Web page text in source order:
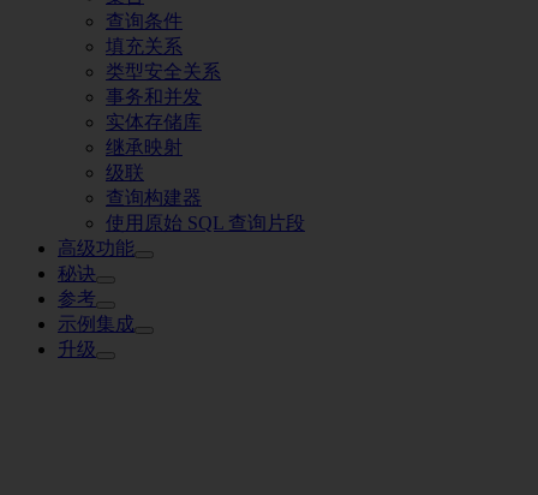
查询条件
填充关系
类型安全关系
事务和并发
实体存储库
继承映射
级联
查询构建器
使用原始 SQL 查询片段
高级功能
秘诀
参考
示例集成
升级